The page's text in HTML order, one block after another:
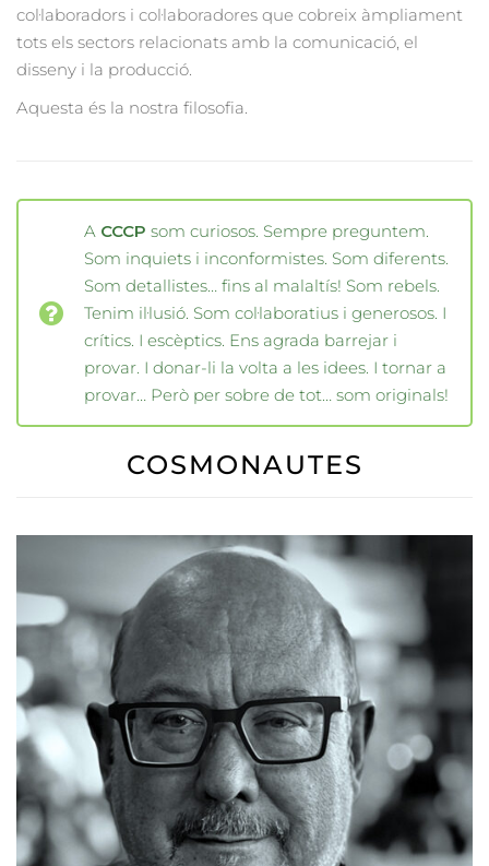
col·laboradors i col·laboradores que cobreix àmpliament
tots els sectors relacionats amb la comunicació, el
disseny i la producció.
Aquesta és la nostra filosofia.
A CCCP som curiosos. Sempre preguntem.
Som inquiets i inconformistes. Som diferents.
Som detallistes… fins al malaltís! Som rebels.
Tenim il·lusió. Som col·laboratius i generosos. I
crítics. I escèptics. Ens agrada barrejar i
provar. I donar-li la volta a les idees. I tornar a
provar… Però per sobre de tot… som originals!
COSMONAUTES